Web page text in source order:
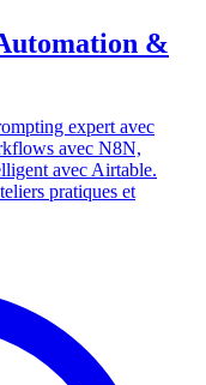
&
expert avec
avec N8N,
avec Airtable.
pratiques et